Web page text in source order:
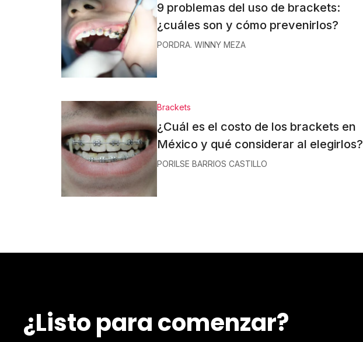
9 problemas del uso de brackets:
¿cuáles son y cómo prevenirlos?
PORDRA. WINNY MEZA
Brackets
¿Cuál es el costo de los brackets en
México y qué considerar al elegirlos?
PORILSE BARRIOS CASTILLO
¿Listo para comenzar?